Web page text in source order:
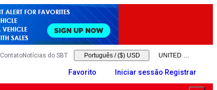
ContatoNotícias do SBT Português / ($) USD
Favorito Iniciar sessão Registrar